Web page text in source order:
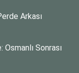
Arkası
Osmanlı Sonrası